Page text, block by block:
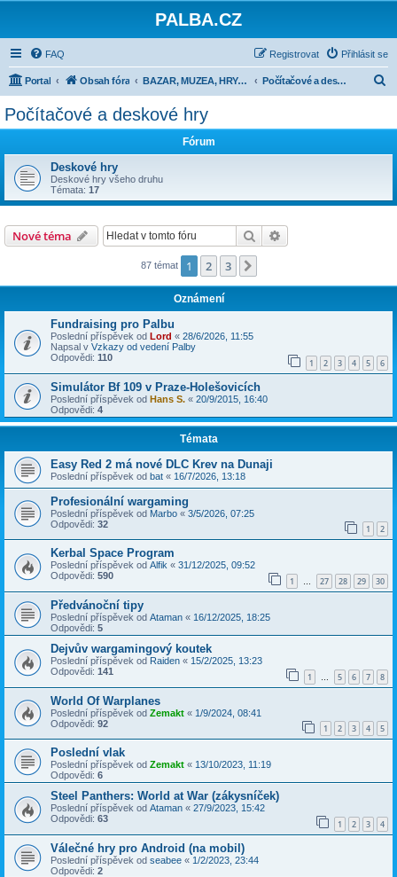
PALBA.CZ
FAQ Přihlásit se
Registrovat
Portal Obsah fóra BAZAR, MUZEA, HRY, MODELAŘINA Počítačové a deskové hry
Počítačové a deskové hry
Fórum
Deskové hry
Deskové hry všeho druhu
Témata: 17
Nové téma Hledat
87 témat 1 2 3
Oznámení
Fundraising pro Palbu
Poslední příspěvek od Lord « 28/6/2026, 11:55
Napsal v Vzkazy od vedení Palby
Odpovědi: 110 1 2 3 4 5 6
Simulátor Bf 109 v Praze-Holešovicích
Poslední příspěvek od Hans S. « 20/9/2015, 16:40
Odpovědi: 4
Témata
Easy Red 2 má nové DLC Krev na Dunaji
Poslední příspěvek od bat « 16/7/2026, 13:18
Profesionální wargaming
Poslední příspěvek od Marbo « 3/5/2026, 07:25
Odpovědi: 32 1 2
Kerbal Space Program
Poslední příspěvek od Alfik « 31/12/2025, 09:52
Odpovědi: 590 1 … 27 28 29 30
Předvánoční tipy
Poslední příspěvek od Ataman « 16/12/2025, 18:25
Odpovědi: 5
Dejvův wargamingový koutek
Poslední příspěvek od Raiden « 15/2/2025, 13:23
Odpovědi: 141 1 … 5 6 7 8
World Of Warplanes
Poslední příspěvek od Zemakt « 1/9/2024, 08:41
Odpovědi: 92 1 2 3 4 5
Poslední vlak
Poslední příspěvek od Zemakt « 13/10/2023, 11:19
Odpovědi: 6
Steel Panthers: World at War (zákysníček)
Poslední příspěvek od Ataman « 27/9/2023, 15:42
Odpovědi: 63 1 2 3 4
Válečné hry pro Android (na mobil)
Poslední příspěvek od seabee « 1/2/2023, 23:44
Odpovědi: 2